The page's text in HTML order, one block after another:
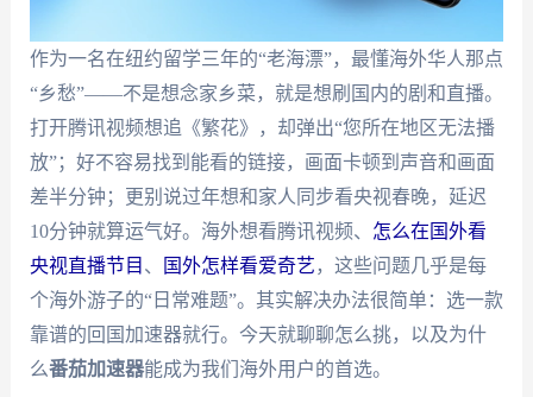
作为一名在纽约留学三年的“老海漂”，最懂海外华人那点
“乡愁”——不是想念家乡菜，就是想刷国内的剧和直播。
打开腾讯视频想追《繁花》，却弹出“您所在地区无法播
放”；好不容易找到能看的链接，画面卡顿到声音和画面
差半分钟；更别说过年想和家人同步看央视春晚，延迟
10分钟就算运气好。海外想看腾讯视频、 怎么在国外看
央视直播节目 、 国外怎样看爱奇艺 ，这些问题几乎是每
个海外游子的“日常难题”。其实解决办法很简单：选一款
靠谱的回国加速器就行。今天就聊聊怎么挑，以及为什
么番茄加速器能成为我们海外用户的首选。